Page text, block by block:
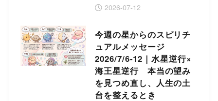
2026-07-12
今週の星からのスピリチ
ュアルメッセージ
2026/7/6-12｜水星逆行×
海王星逆行 本当の望み
を見つめ直し、人生の土
台を整えるとき